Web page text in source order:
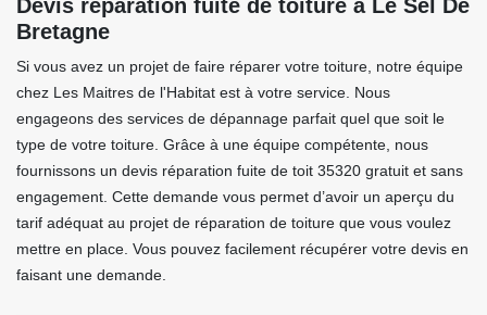
Devis réparation fuite de toiture à Le Sel De
Bretagne
Si vous avez un projet de faire réparer votre toiture, notre équipe
chez Les Maitres de l'Habitat est à votre service. Nous
engageons des services de dépannage parfait quel que soit le
type de votre toiture. Grâce à une équipe compétente, nous
fournissons un devis réparation fuite de toit 35320 gratuit et sans
engagement. Cette demande vous permet d’avoir un aperçu du
tarif adéquat au projet de réparation de toiture que vous voulez
mettre en place. Vous pouvez facilement récupérer votre devis en
faisant une demande.